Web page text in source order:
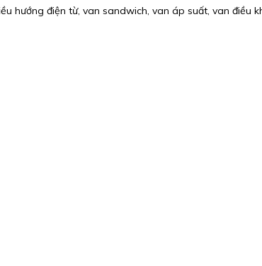
hướng điện từ, van sandwich, van áp suất, van điều